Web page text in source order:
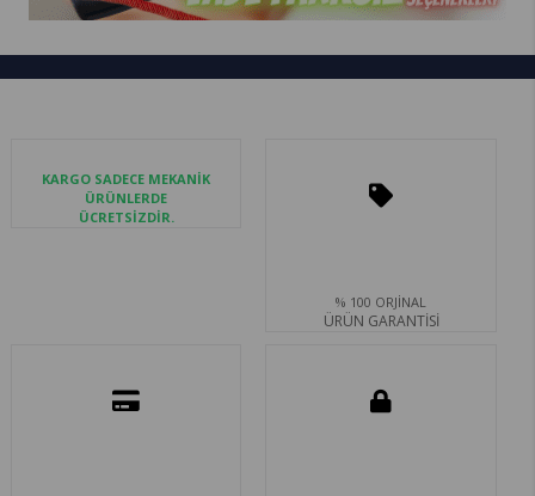
KARGO SADECE MEKANİK
ÜRÜNLERDE
ÜCRETSİZDİR.
% 100 ORJİNAL
ÜRÜN GARANTİSİ